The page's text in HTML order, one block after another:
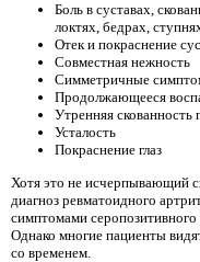
Боль в суставах,
локтях, бедрах,
Отек и покраснение
Совместная нежность
Симметричные
Продолжающееся
Утренняя
Усталость
Покраснение глаз
Хотя это не исчерпывающий
диагноз ревматоидного
симптомами серопозитивного
Однако многие пациенты
со временем.